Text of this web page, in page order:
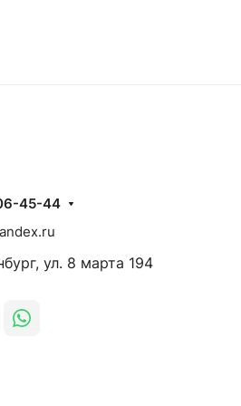
45-44
ул. 8 марта 194